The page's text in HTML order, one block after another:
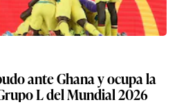
ante Ghana y ocupa la
L del Mundial 2026